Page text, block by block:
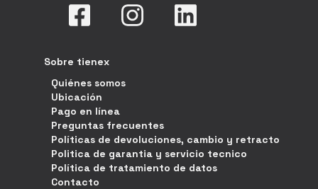
Sobre tienex
Quiénes somos
Ubicación
Pago en línea
Preguntas frecuentes
Políticas de devoluciones, cambio y retracto
Politica de garantia y servicio tecnico
Política de tratamiento de datos
Contacto